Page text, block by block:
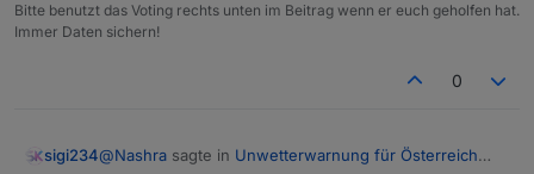
            createState(AreaChannelId+
            createState(AreaChannelId+
            createState(AreaChannelId+
        }
Bitte benutzt das Voting rechts unten im Beitrag wenn er euch geholfen hat.
Immer Daten sichern!
0
sigi234@Nashra sagte in Unwetterwarnung für Österreich